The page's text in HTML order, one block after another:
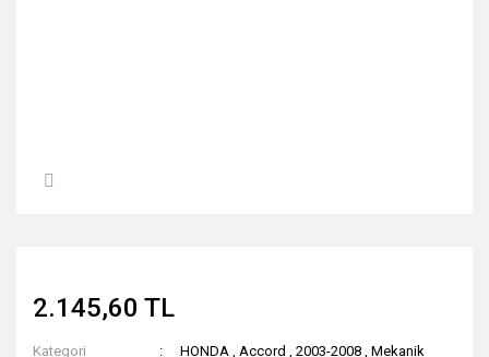
2.145,60 TL
Kategori HONDA ,Accord ,2003-2008 ,Mekanik